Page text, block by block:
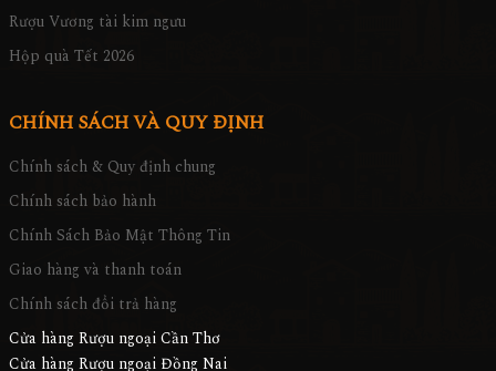
Rượu Vương tài kim ngưu
Hộp quà Tết 2026
CHÍNH SÁCH VÀ QUY ĐỊNH
Chính sách & Quy định chung
Chính sách bảo hành
Chính Sách Bảo Mật Thông Tin
Giao hàng và thanh toán
Chính sách đổi trả hàng
Cửa hàng Rượu ngoại Cần Thơ
Cửa hàng Rượu ngoại Đồng Nai